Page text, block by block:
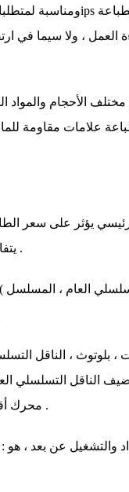
، ولا سيما في
مختلف الأحجام
علامات مقاومة
يؤثر على سعر
يتفاعل مع الأجهزة الأخرى ، فضلا عن معدل نقل البيانات .
الناقل التسلسلي
محرك أقراص الناقل التسلسلي العام ، وتبسيط إدارة الملفات .